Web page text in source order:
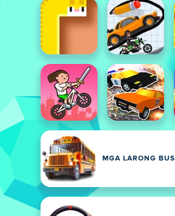
MGA LARONG BUS